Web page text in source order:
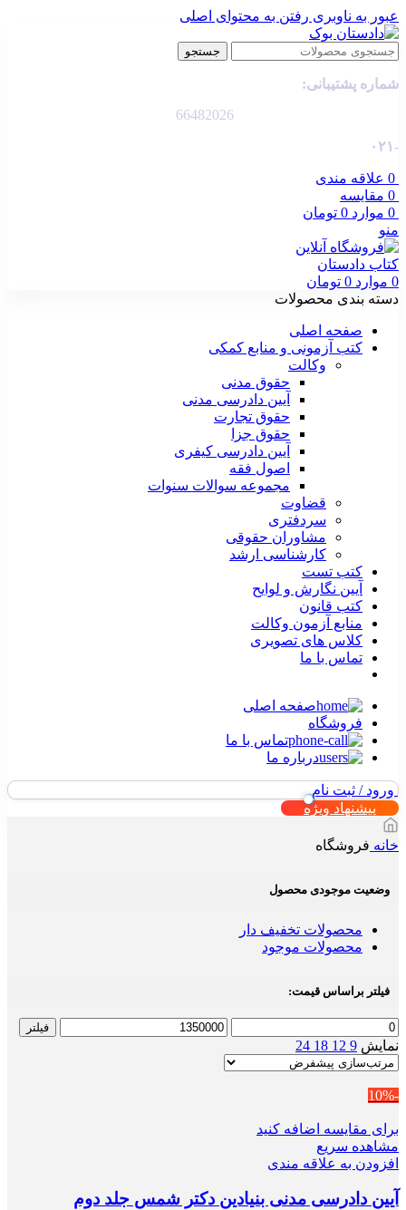
عبور به ناوبری رفتن به محتوای اصلی
جستجو
شماره پشتیبانی:
66482026
-۰۲۱
0 علاقه مندی
0 مقایسه
0 موارد 0 تومان
منو
0 موارد 0 تومان
دسته بندی محصولات
صفحه اصلی
کتب آزمونی و منابع کمکی
وکالت
حقوق مدنی
آیین دادرسی مدنی
حقوق تجارت
حقوق جزا
آیین دادرسی کیفری
اصول فقه
مجموعه سوالات سنوات
قضاوت
سردفتری
مشاوران حقوقی
کارشناسی ارشد
کتب تست
آیین نگارش و لوایح
کتب قانون
منابع آزمون وکالت
کلاس های تصویری
تماس با ما
صفحه اصلی
فروشگاه
تماس با ما
درباره ما
ورود / ثبت نام
پیشنهاد ویژه
خانه فروشگاه
وضعیت موجودی محصول
محصولات تخفیف دار
محصولات موجود
فیلتر براساس قیمت:
حداقل
قیمت
حداکثر
فیلتر
نمایش 9
12
18
24
-10%
برای مقایسه اضافه کنید
مشاهده سریع
افزودن به علاقه مندی
آیین دادرسی مدنی بنیادین دکتر شمس جلد دوم